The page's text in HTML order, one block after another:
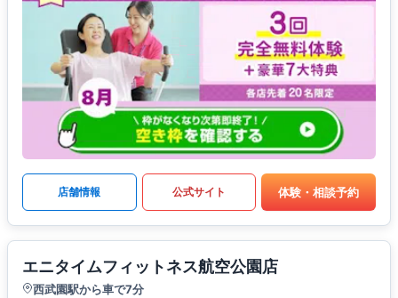
店舗情報 公式サイト 体験・相談予約
エニタイムフィットネス航空公園店
西武園駅から車で7分